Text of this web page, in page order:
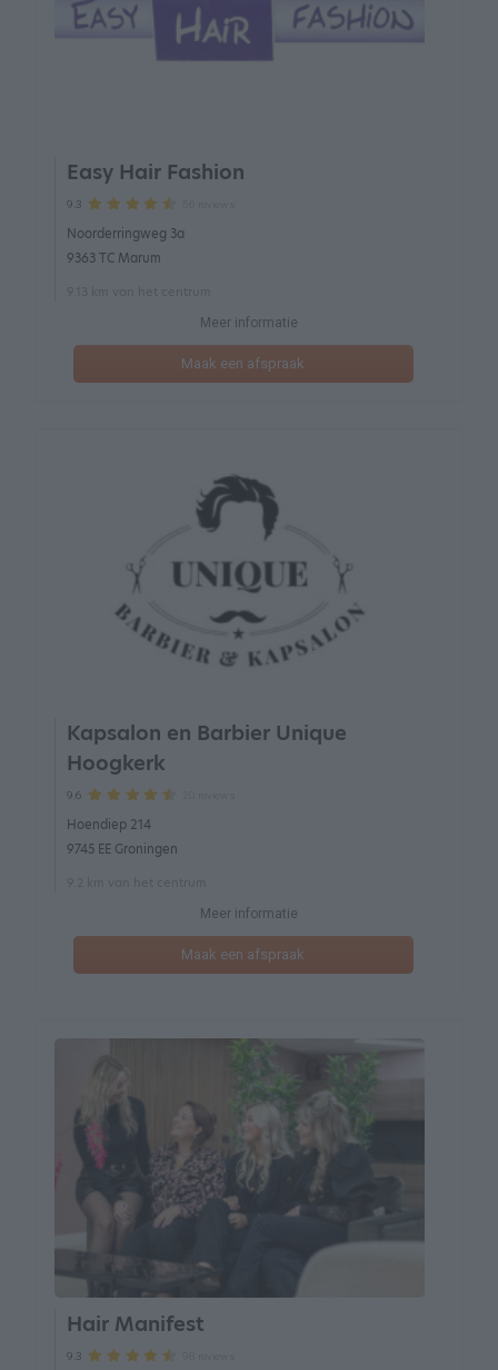
Easy Hair Fashion
9.3
Noorderringweg 3a
9363 TC Marum
Meer informatie
Maak een afspraak
Kapsalon en Barbier Unique
Hoogkerk
9.6
Hoendiep 214
9745 EE Groningen
Meer informatie
Maak een afspraak
Hair Manifest
9.3